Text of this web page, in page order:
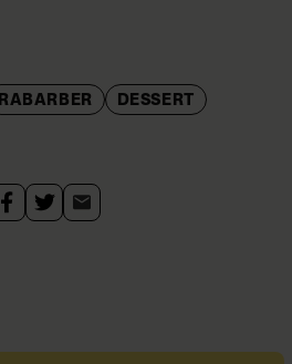
RABARBER DESSERT